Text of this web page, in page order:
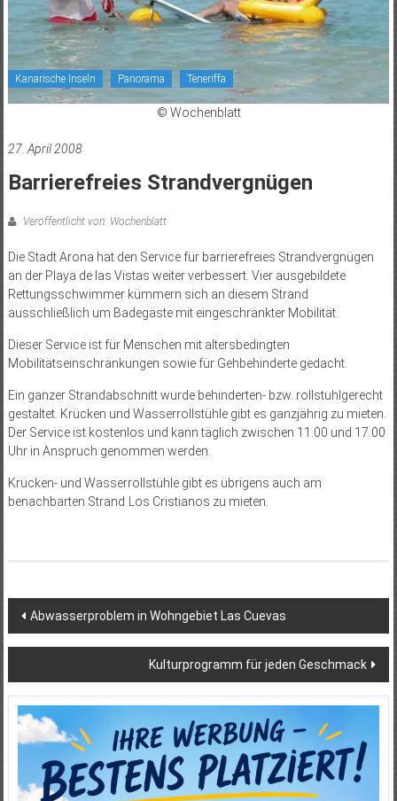
Kanarische Inseln Panorama Teneriffa
© Wochenblatt
27. April 2008
Barrierefreies Strandvergnügen
Veröffentlicht von: Wochenblatt
Die Stadt Arona hat den Service für barrierefreies Strandvergnügen
an der Playa de las Vistas weiter verbessert. Vier ausgebildete
Rettungsschwimmer kümmern sich an diesem Strand
ausschließlich um Badegäste mit eingeschränkter Mobilität.
Dieser Service ist für Menschen mit altersbedingten
Mobilitätseinschränkungen sowie für Gehbehinderte gedacht.
Ein ganzer Strandabschnitt wurde behinderten- bzw. rollstuhlgerecht
gestaltet. Krücken und Wasserrollstühle gibt es ganzjährig zu mieten.
Der Service ist kostenlos und kann täglich zwischen 11.00 und 17.00
Uhr in Anspruch genommen werden.
Krücken- und Wasserrollstühle gibt es übrigens auch am
benachbarten Strand Los Cristianos zu mieten.
Beitragsnavigation
Abwasser­problem in Wohngebiet Las Cuevas
Kulturprogramm für jeden Geschmack